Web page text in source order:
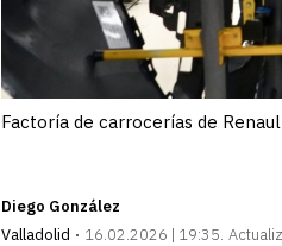
Factoría de carrocerías de
Diego González
Valladolid
16.02.2026 | 19:35